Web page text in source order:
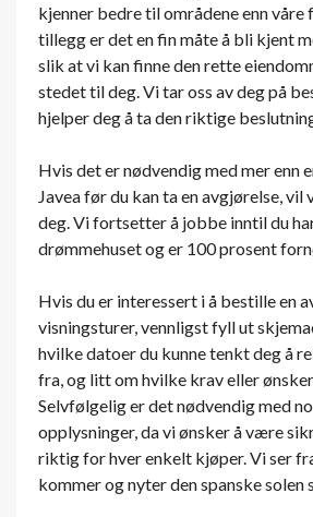
kjenner bedre til områdene enn våre
tillegg er det en fin måte å bli kjent
slik at vi kan finne den rette
stedet til deg. Vi tar oss av deg på
hjelper deg å ta den riktige
Hvis det er nødvendig med mer enn
Javea før du kan ta en avgjørelse,
deg. Vi fortsetter å jobbe inntil du
drømmehuset og er 100 prosent
Hvis du er interessert i å bestille en
visningsturer, vennligst fyll ut
hvilke datoer du kunne tenkt deg å
fra, og litt om hvilke krav eller
Selvfølgelig er det nødvendig med
opplysninger, da vi ønsker å være
riktig for hver enkelt kjøper. Vi ser
kommer og nyter den spanske solen